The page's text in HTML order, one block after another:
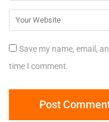
Save my name, email,
time I comment.